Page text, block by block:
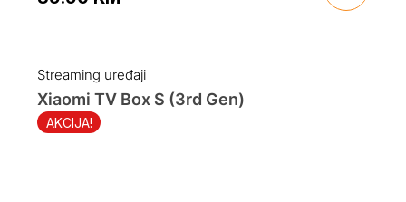
was:
99.00 KM.
is:
89.90 KM.
Streaming uređaji
AKCIJA!
Xiaomi TV Box S (3rd Gen)